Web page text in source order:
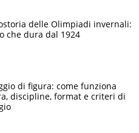
delle Olimpiadi invernali:
che dura dal 1924
di figura: come funziona
discipline, format e criteri di